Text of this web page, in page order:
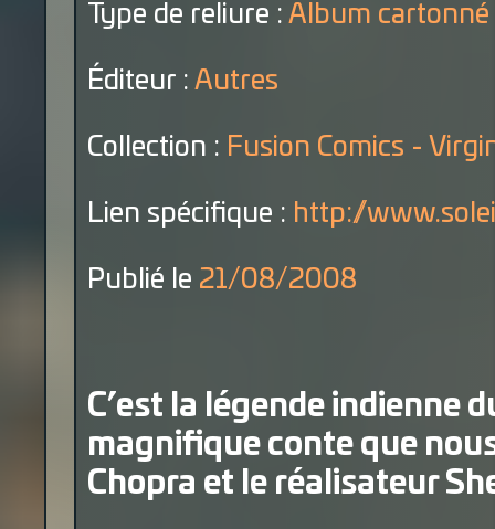
Type de reliure : Album cartonné
Éditeur : Autres
Collection : Fusion Comics -
Lien spécifique : http://
Publié le 21/08/2008
C’est la légende indienne
magnifique conte que
Chopra et le réalisateur